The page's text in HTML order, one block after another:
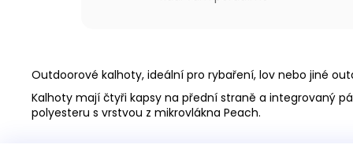
Outdoorové kalhoty, ideální pro rybaření, lov nebo jiné
Kalhoty mají čtyři kapsy na přední straně a integrovaný
polyesteru s vrstvou z mikrovlákna Peach.